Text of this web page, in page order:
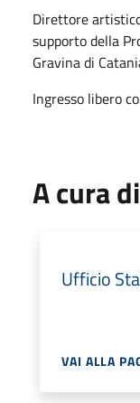
Direttore
supporto della
Gravina di
Ingresso libero
A cura di
Ufficio
VAI ALLA